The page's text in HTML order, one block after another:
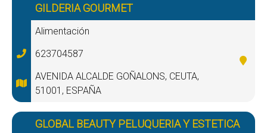
GILDERIA GOURMET
Alimentación
623704587
AVENIDA ALCALDE GOÑALONS, CEUTA,
51001, ESPAÑA
GLOBAL BEAUTY PELUQUERIA Y ESTETICA